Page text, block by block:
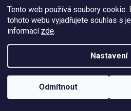
Tento web používá soubory cookie.
tohoto webu vyjadřujete souhlas s
informací zde.
Nastavení
Odmítnout
840 Kč